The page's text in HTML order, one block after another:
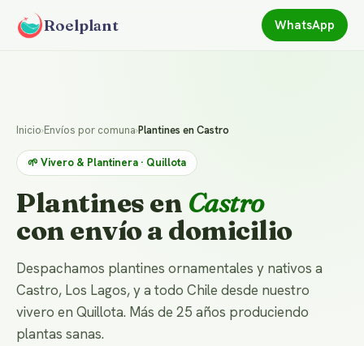
Roelplant WhatsApp
Inicio›Envíos por comuna›Plantines en Castro
🌱 Vivero & Plantinera · Quillota
Plantines en Castro
con envío a domicilio
Despachamos plantines ornamentales y nativos a
Castro, Los Lagos, y a todo Chile desde nuestro
vivero en Quillota. Más de 25 años produciendo
plantas sanas.